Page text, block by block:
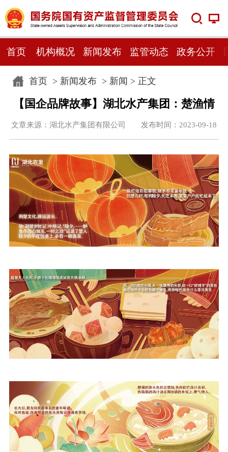
首页 机构概况 新闻发布 监管动态 政务公开
首页> 新闻发布> 新闻 > 正文
【国企品牌故事】湖北水产集团：楚渔情
文章来源：湖北水产集团有限公司 发布时间：2023-09-18